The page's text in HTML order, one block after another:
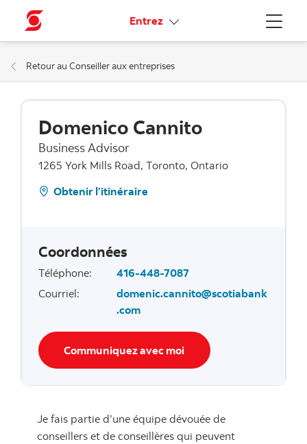
Menu
Entrez Liens connexes
Retour au Conseiller aux entreprises
Domenico Cannito
Business Advisor
1265 York Mills Road, Toronto, Ontario
Obtenir l’itinéraire
Coordonnées
Téléphone:
416-448-7087
Courriel:
domenic.cannito@scotiabank
.com
Communiquez avec moi
Je fais partie d’une équipe dévouée de
conseillers et de conseillères qui peuvent